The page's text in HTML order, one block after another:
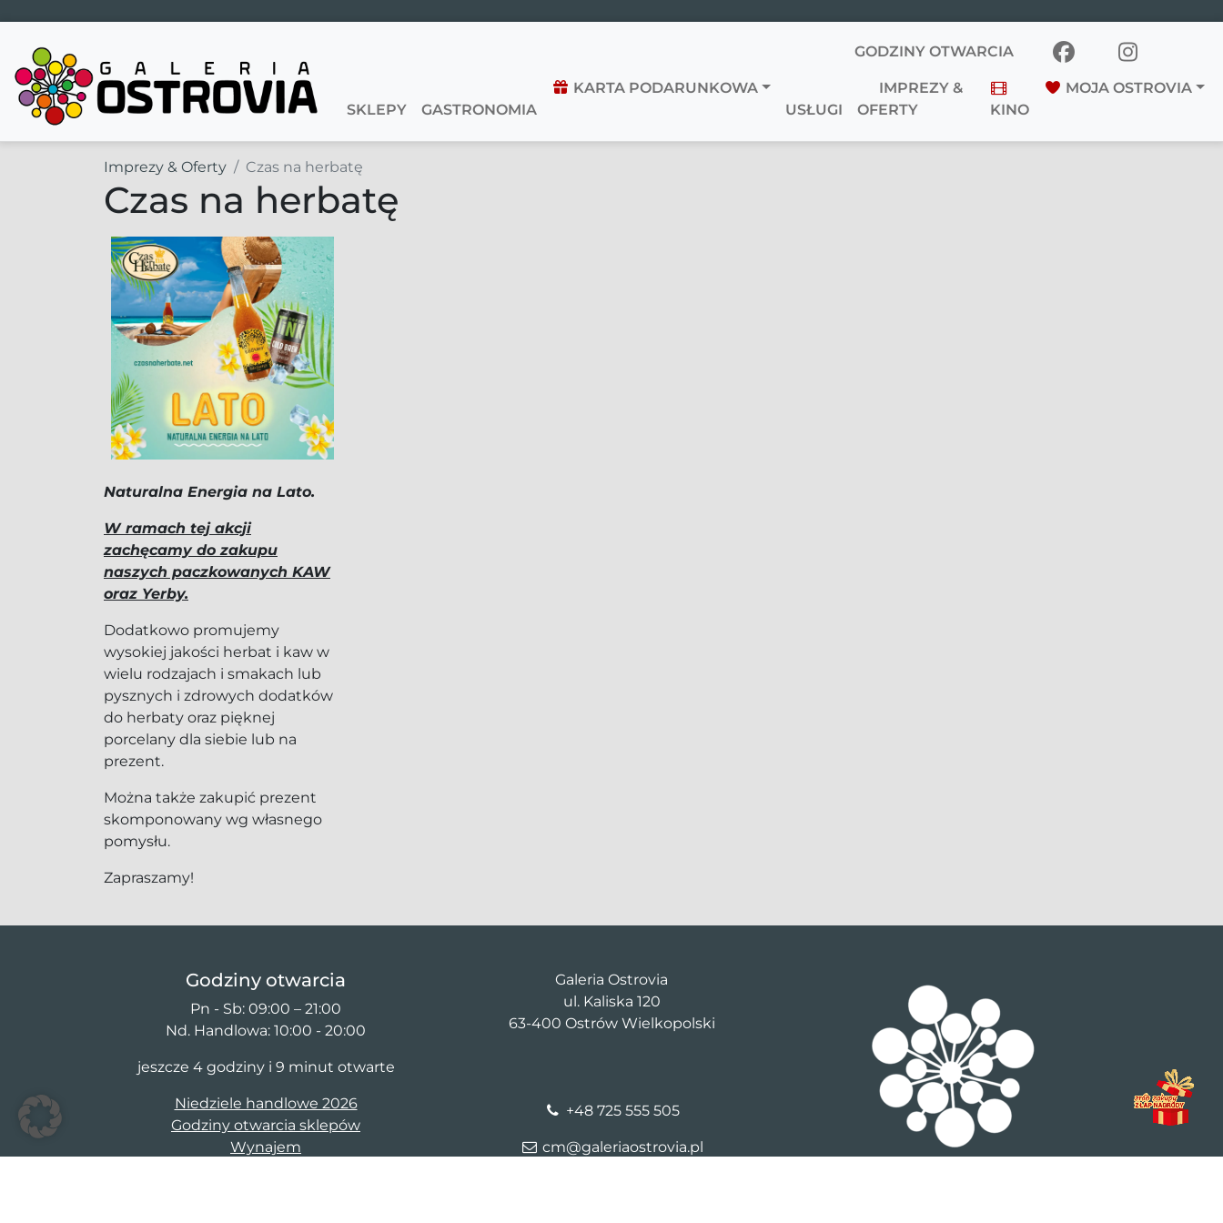
Main Navigation
GODZINY OTWARCIA
SKLEPY GASTRONOMIA
KARTA PODARUNKOWA
USŁUGI
IMPREZY &
OFERTY
KINO
MOJA OSTROVIA
Imprezy & Oferty Czas na herbatę
Czas na herbatę
Naturalna Energia na Lato.
W ramach tej akcji
zachęcamy do zakupu
naszych paczkowanych KAW
oraz Yerby.
Dodatkowo promujemy
wysokiej jakości herbat i kaw w
wielu rodzajach i smakach lub
pysznych i zdrowych dodatków
do herbaty oraz pięknej
porcelany dla siebie lub na
prezent.
Można także zakupić prezent
skomponowany wg własnego
pomysłu.
Zapraszamy!
Godziny otwarcia
Pn - Sb: 09:00 – 21:00
Nd. Handlowa: 10:00 - 20:00
jeszcze 4 godziny i 9 minut otwarte
Niedziele handlowe 2026
Godziny otwarcia sklepów
Wynajem
Galeria Ostrovia
ul. Kaliska 120
63-400 Ostrów Wielkopolski
+48 725 555 505
cm@galeriaostrovia.pl